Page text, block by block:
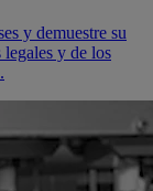
y demuestre su
y de los